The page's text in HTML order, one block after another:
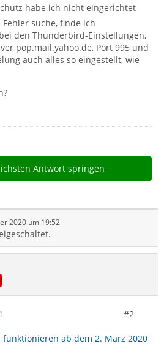
habe ich nicht eingerichtet
suche, finde ich
den Thunderbird-Einstellungen,
pop.mail.yahoo.de, Port 995 und
auch alles so eingestellt, wie
Antwort springen
2020 um 19:52
#2
funktionieren ab dem 2. März 2020